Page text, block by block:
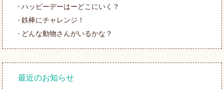
ハッピーデーはーどこにいく？
鉄棒にチャレンジ！
どんな動物さんがいるかな？
最近のお知らせ